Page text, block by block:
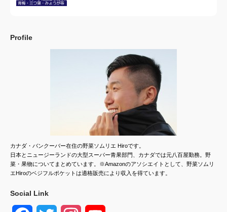
Profile
カナダ・バンクーバー在住の野菜ソムリエ Hiroです。
日本とニュージーランドの大型スーパー青果部門、カナダでは元八百屋勤務。野
菜・果物についてまとめています。※Amazonのアソシエイトとして、野菜ソムリ
エHiroのベジフルポケットは適格販売により収入を得ています。
Social Link